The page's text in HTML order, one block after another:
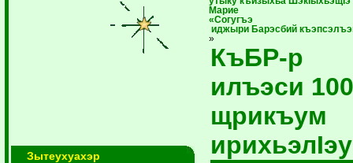
Зытеухуахэр
Марие
«Согугъэ
иджыри Барэсбий
»
КъБР-р
илъэси
щрикъум
ирихьэлIэу